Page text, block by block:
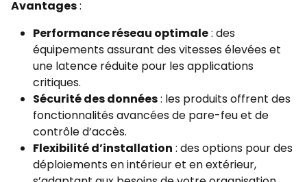
Avantages:
Performance réseau optimale: des
équipements assurant des vitesses élevées et
une latence réduite pour les applications
critiques.
Sécurité des données: les produits offrent des
fonctionnalités avancées de pare-feu et de
contrôle d’accès.
Flexibilité d’installation : des options pour des
déploiements en intérieur et en extérieur,